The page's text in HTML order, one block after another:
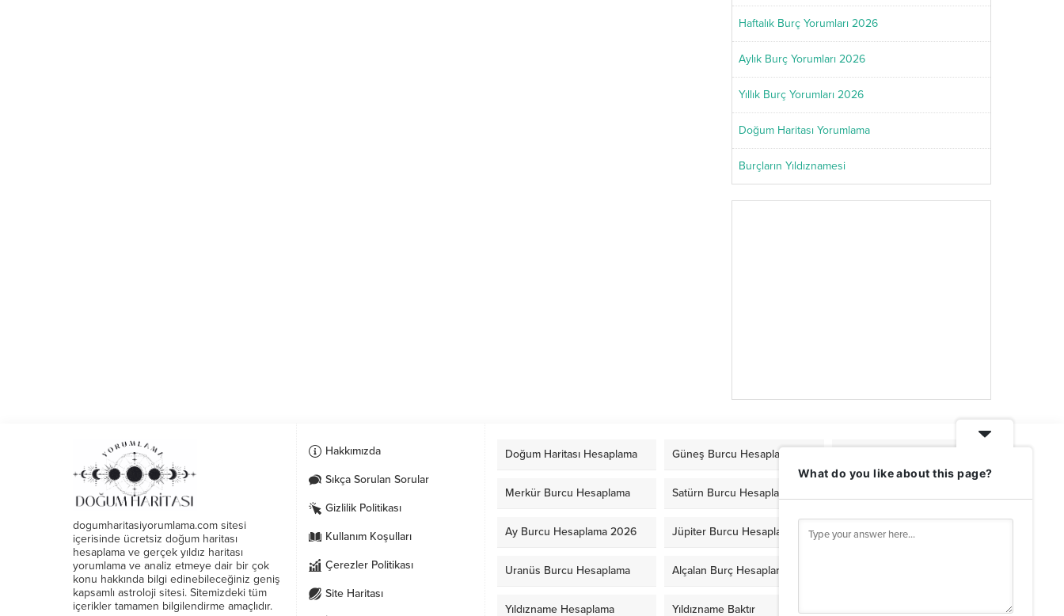
Haftalık Burç Yorumları 2026
Aylık Burç Yorumları 2026
Yıllık Burç Yorumları 2026
Doğum Haritası Yorumlama
Burçların Yıldıznamesi
dogumharitasiyorumlama.com sitesi
içerisinde ücretsiz doğum haritası
hesaplama ve gerçek yıldız haritası
yorumlama ve analiz etmeye dair bir çok
konu hakkında bilgi edinebileceğiniz geniş
kapsamlı astroloji sitesi. Sitemizdeki tüm
içerikler tamamen bilgilendirme amaçlıdır.
Hakkımızda
Sıkça Sorulan Sorular
Gizlilik Politikası
Kullanım Koşulları
Çerezler Politikası
Site Haritası
Doğum Haritası Hesaplama Güneş Burcu Hesaplama
Merkür Burcu Hesaplama Satürn Burcu Hesaplama
Ay Burcu Hesaplama 2026 Jüpiter Burcu Hesaplama Plüton Burcu Hesaplama
Uranüs Burcu Hesaplama Alçalan Burç Hesaplama
Yıldızname Hesaplama Yıldızname Baktır
What do you like about this page?